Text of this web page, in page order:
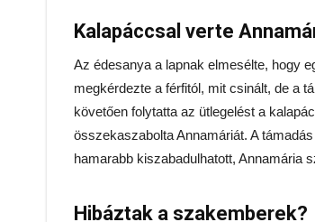
Kalapáccsal verte
Az édesanya a lapnak elmesélte, hogy
megkérdezte a férfitól, mit csinált, de a
követően folytatta az ütlegelést a
összekaszabolta Annamáriát. A
hamarabb kiszabadulhatott, Annamária
Hibáztak a szakemberek?